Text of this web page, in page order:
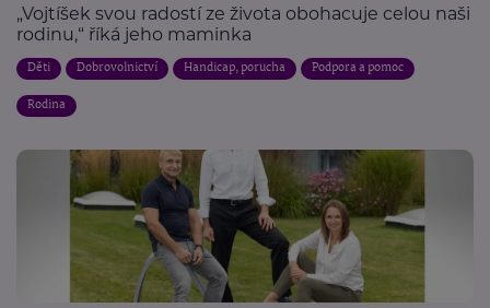
„Vojtíšek svou radostí ze života obohacuje celou naši
rodinu,“ říká jeho maminka
Děti Dobrovolnictví Handicap, porucha
Podpora a pomoc
Rodina